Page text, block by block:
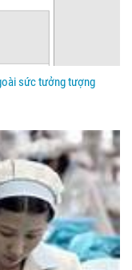
sức tưởng tượng